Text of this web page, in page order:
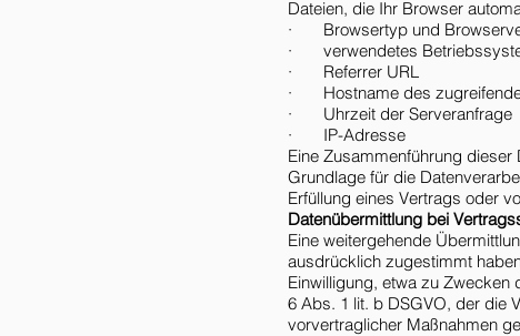
Dateien, die Ihr Browser
· Browsertyp und
· verwendetes
· Referrer URL
· Hostname des
· Uhrzeit der Serveranfrage
· IP-Adresse
Eine Zusammenführung
Grundlage für die
Erfüllung eines Vertrags oder
Datenübermittlung bei
Eine weitergehende
ausdrücklich zugestimmt
Einwilligung, etwa zu Zwecken
6 Abs. 1 lit. b DSGVO, der die
vorvertraglicher Maßnahmen